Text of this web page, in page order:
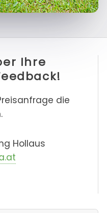
Ihre
die
Hollaus